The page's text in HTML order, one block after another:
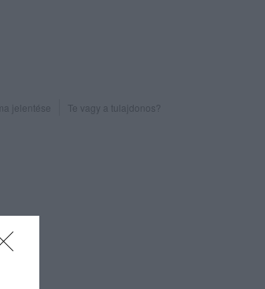
jelentése Te vagy a tulajdonos?